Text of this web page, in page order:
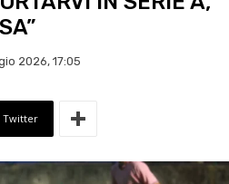
2026, 17:05
Twitter